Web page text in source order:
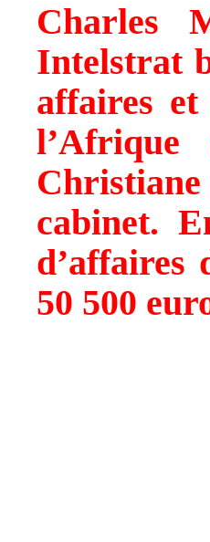
Charles
Intelstrat
affaires
cabinet.
d’affaires
50 500